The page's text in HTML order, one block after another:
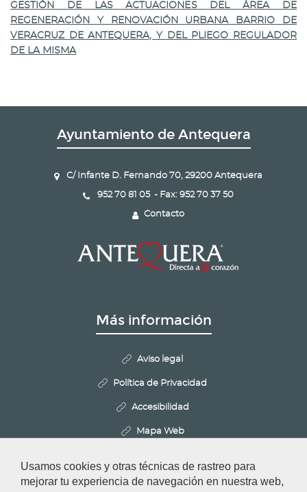
Usamos cookies y otras técnicas de rastreo para
mejorar tu experiencia de navegación en nuestra web,
GESTIÓN DE LAS ACTUACIONES DEL ÁREA DE
REGENERACIÓN Y RENOVACIÓN URBANA BARRIO DE
VERACRUZ DE ANTEQUERA, Y DEL PLIEGO REGULADOR
DE LA MISMA
Ayuntamiento de Antequera
C/ Infante D. Fernando 70, 29200 Antequera
952 70 81 05 - Fax: 952 70 37 50
Contacto
Más información
Aviso legal
Política de Privacidad
Accesibilidad
Mapa Web
Configurar cookies